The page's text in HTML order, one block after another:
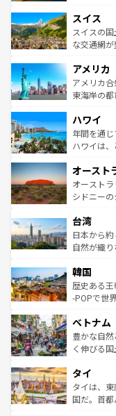
れる地方
を参照して
は、お酒好き
ドイツ情報
リアごと
ティー、
戦など、
ンツ一覧を
スイス
スイスの
な交通網
の建物が
博物館も
ことがで
ば市内交通
着のスイ
アメリカ
アメリカ
東海岸の
のような巨
ンメント
西部には
部のニュー
文化が魅
しみなが
ならではの贅沢な
情報はコ
ハワイ
年間を通
ハワイは
ワイ島は見
島だが、
おすすめ
れるおも
人々、お
ク、伝統
ワイを、存分に味
はコンテ
オースト
オースト
シドニー
リアリーフ
ク）、タ
ど、見ど
いる。アク
ビング、
い。オー
参照してほ
台湾
日本から
自然が織
ン）、静ひ
と山間の
驚きをも
容にもいい
照してほし
韓国
歴史ある
-POPで世
き、地方に
できる。
まで、さ
リティに
覧を参照
ベトナム
豊かな自
く伸びる
急速な発
ーチミン
醸し出し
タイ
タイは、
国だ。首